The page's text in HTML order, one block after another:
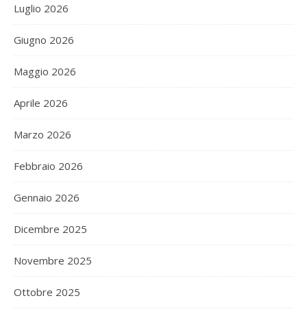
Luglio 2026
Giugno 2026
Maggio 2026
Aprile 2026
Marzo 2026
Febbraio 2026
Gennaio 2026
Dicembre 2025
Novembre 2025
Ottobre 2025